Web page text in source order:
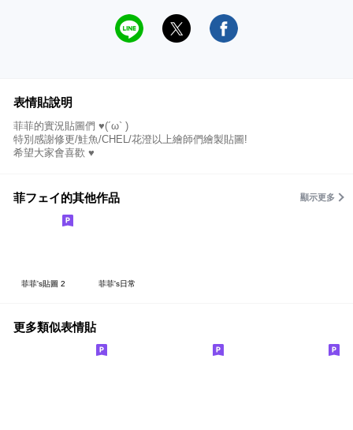
表情貼說明
菲菲的實況貼圖們 ♥(´ω` )
特別感謝修更/鮭魚/CHEL/花澄以上繪師們繪製貼圖!
希望大家會喜歡 ♥
菲フェイ的其他作品 顯示更多
菲菲's貼圖 2 菲菲's日常
更多類似表情貼